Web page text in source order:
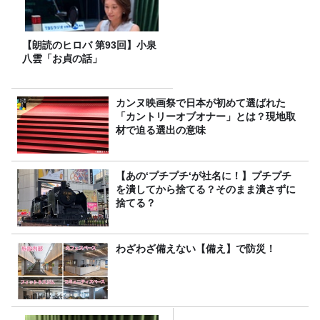
【朗読のヒロバ 第93回】小泉
八雲「お貞の話」
カンヌ映画祭で日本が初めて選ばれた
「カントリーオブオナー」とは？現地取
材で迫る選出の意味
【あの‘プチプチ‘が社名に！】プチプチ
を潰してから捨てる？そのまま潰さずに
捨てる？
わざわざ備えない【備え】で防災！